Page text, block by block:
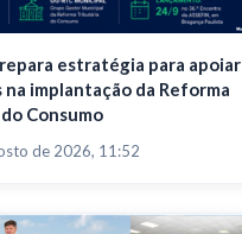
estratégia para apoiar
na implantação da Reforma
Consumo
de 2026, 11:52